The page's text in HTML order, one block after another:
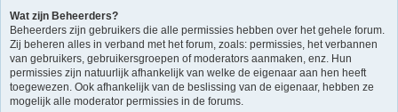
Wat zijn Beheerders?
Beheerders zijn gebruikers die alle permissies hebben over het gehele forum.
Zij beheren alles in verband met het forum, zoals: permissies, het verbannen
van gebruikers, gebruikersgroepen of moderators aanmaken, enz. Hun
permissies zijn natuurlijk afhankelijk van welke de eigenaar aan hen heeft
toegewezen. Ook afhankelijk van de beslissing van de eigenaar, hebben ze
mogelijk alle moderator permissies in de forums.